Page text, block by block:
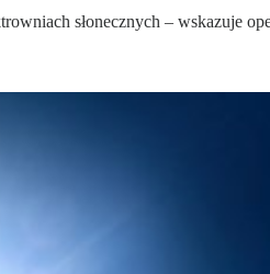
słonecznych – wskazuje